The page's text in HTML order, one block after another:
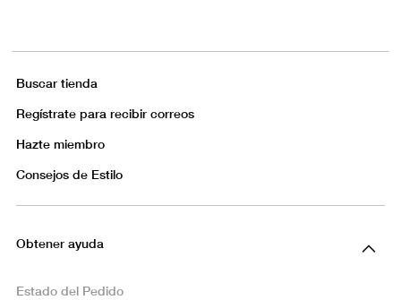
Buscar tienda
Regístrate para recibir correos
Hazte miembro
Consejos de Estilo
Obtener ayuda
Estado del Pedido